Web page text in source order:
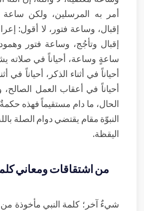
أمر به المرسلين، ولكن
إقبال، وساعة فتور، لا أقول:
إقبال وتأجُج، وساعة فتور
ساعةٍ وساعة، أحياناً في صلاته
أحياناً في أثناء الذكر، أحياناً في
أحياناً في أعقاب العمل الصالح،
الحال، ما دام مستقيماً فهذه حكمةٌ
النبوّة مقام يقتضي دوام الصلة
اليقظة.
من اشتقاقات ومعاني
شيءٌ آخر؛ كلمة النبي مأخوذة من